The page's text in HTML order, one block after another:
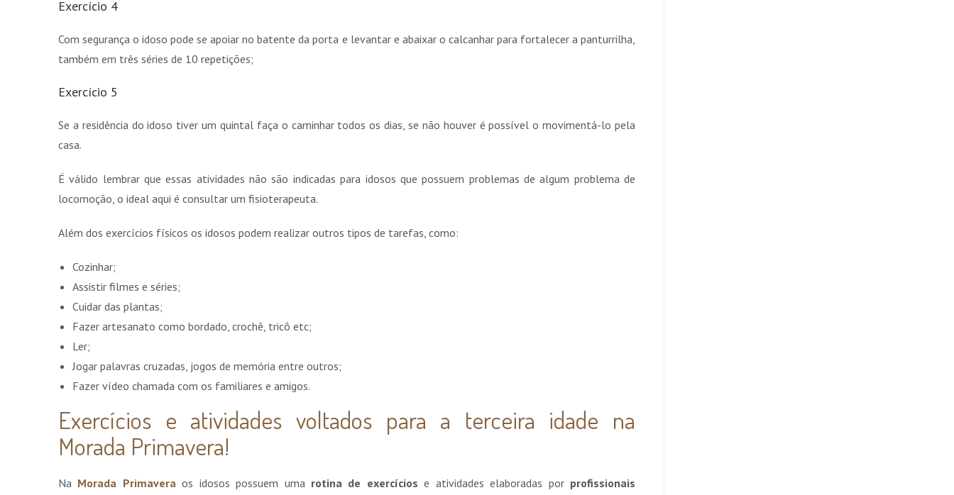
Exercício 4
Com segurança o idoso pode se apoiar no batente da porta e levantar e abaixar o calcanhar para fortalecer a panturrilha,
também em três séries de 10 repetições;
Exercício 5
Se a residência do idoso tiver um quintal faça o caminhar todos os dias, se não houver é possível o movimentá-lo pela
casa.
É válido lembrar que essas atividades não são indicadas para idosos que possuem problemas de algum problema de
locomoção, o ideal aqui é consultar um fisioterapeuta.
Além dos exercícios físicos os idosos podem realizar outros tipos de tarefas, como:
Cozinhar;
Assistir filmes e séries;
Cuidar das plantas;
Fazer artesanato como bordado, crochê, tricô etc;
Ler;
Jogar palavras cruzadas, jogos de memória entre outros;
Fazer vídeo chamada com os familiares e amigos.
Exercícios e atividades voltados para a terceira idade na
Morada Primavera!
Na Morada Primaveraos idosos possuem uma rotina de exercícios e atividades elaboradas por profissionais